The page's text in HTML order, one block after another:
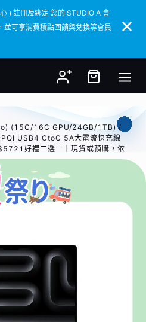
) 註冊及綁定 您的 STUDIO A 會
並可享消費積點回饋與兌換等會員
) 註冊及綁定 您的 STUDIO A 會
並可享消費積點回饋與兌換等會員
(15C/16C GPU/24GB/1TB) /
USB4 CtoC 5A大電流快充線
好禮二選一｜現貨或預購，依